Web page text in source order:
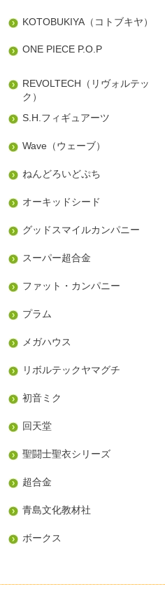
KOTOBUKIYA（コトブキヤ）
ONE PIECE P.O.P
REVOLTECH（リヴォルテッ
ク）
S.H.フィギュアーツ
Wave（ウェーブ）
ねんどろいどぷち
オーキッドシード
グッドスマイルカンパニー
スーパー超合金
ファット・カンパニー
プラム
メガハウス
リボルテックヤマグチ
初音ミク
回天堂
聖闘士聖衣シリーズ
超合金
青島文化教材社
ボークス